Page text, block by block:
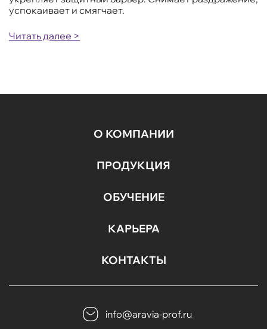
успокаивает и смягчает.
Читать далее >
О КОМПАНИИ
ПРОДУКЦИЯ
ОБУЧЕНИЕ
КАРЬЕРА
КОНТАКТЫ
info@aravia-prof.ru